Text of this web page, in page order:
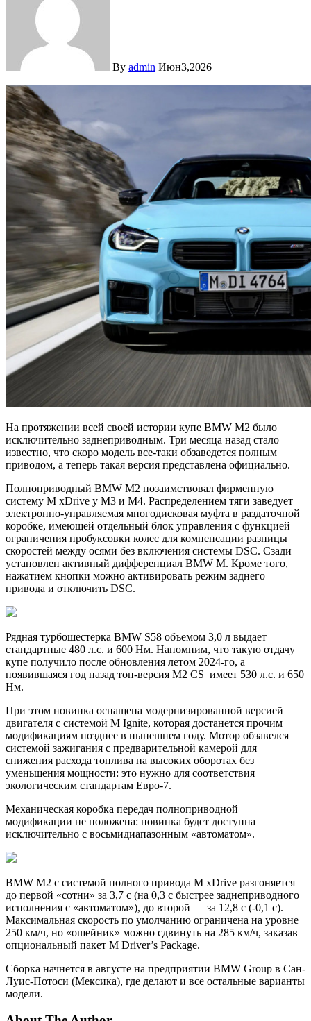
By admin Июн3,2026
На протяжении всей своей истории купе BMW M2 было
исключительно заднеприводным. Три месяца назад стало
известно, что скоро модель все-таки обзаведется полным
приводом, а теперь такая версия представлена официально.
Полноприводный BMW M2 позаимствовал фирменную
систему M xDrive у M3 и M4. Распределением тяги заведует
электронно-управляемая многодисковая муфта в раздаточной
коробке, имеющей отдельный блок управления с функцией
ограничения пробуксовки колес для компенсации разницы
скоростей между осями без включения системы DSC. Сзади
установлен активный дифференциал BMW M. Кроме того,
нажатием кнопки можно активировать режим заднего
привода и отключить DSC.
Рядная турбошестерка BMW S58 объемом 3,0 л выдает
стандартные 480 л.с. и 600 Нм. Напомним, что такую отдачу
купе получило после обновления летом 2024-го, а
появившаяся год назад топ-версия M2 CS имеет 530 л.с. и 650
Нм.
При этом новинка оснащена модернизированной версией
двигателя с системой M Ignite, которая достанется прочим
модификациям позднее в нынешнем году. Мотор обзавелся
системой зажигания с предварительной камерой для
снижения расхода топлива на высоких оборотах без
уменьшения мощности: это нужно для соответствия
экологическим стандартам Евро-7.
Механическая коробка передач полноприводной
модификации не положена: новинка будет доступна
исключительно с восьмидиапазонным «автоматом».
BMW M2 с системой полного привода M xDrive разгоняется
до первой «сотни» за 3,7 с (на 0,3 с быстрее заднеприводного
исполнения с «автоматом»), до второй — за 12,8 с (-0,1 с).
Максимальная скорость по умолчанию ограничена на уровне
250 км/ч, но «ошейник» можно сдвинуть на 285 км/ч, заказав
опциональный пакет M Driver’s Package.
Сборка начнется в августе на предприятии BMW Group в Сан-
Луис-Потоси (Мексика), где делают и все остальные варианты
модели.